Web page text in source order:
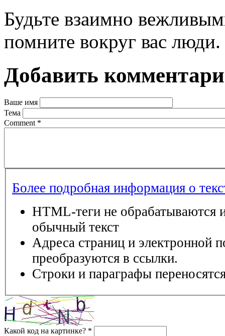
Будьте взаимно
помните вокруг вас люди.
Добавить
Ваше имя
Тема
Comment *
Более подробная информация о
HTML-теги не обрабатываются
обычный текст
Адреса страниц и электронной
преобразуются в ссылки.
Строки и параграфы
Какой код на картинке? *